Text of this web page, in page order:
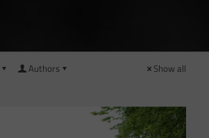
Authors Show all